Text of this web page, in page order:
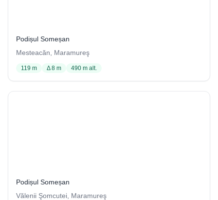
Podișul Someșan
Mesteacăn, Maramureş
119 m Δ 8 m 490 m alt.
Podișul Someșan
Vălenii Şomcutei, Maramureş